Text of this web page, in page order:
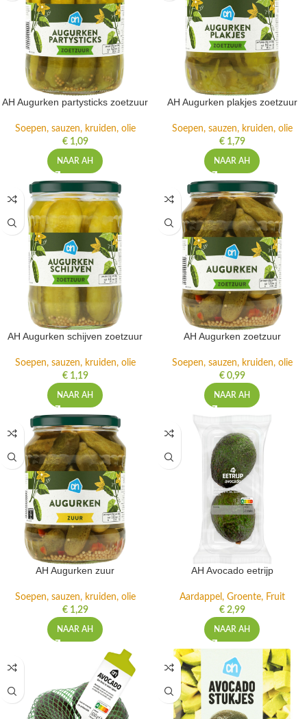
AH Augurken partysticks zoetzuur
Soepen, sauzen, kruiden, olie
€1,09
NAAR AH
AH Augurken plakjes zoetzuur
Soepen, sauzen, kruiden, olie
€1,79
NAAR AH
AH Augurken schijven zoetzuur
Soepen, sauzen, kruiden, olie
€1,19
NAAR AH
AH Augurken zoetzuur
Soepen, sauzen, kruiden, olie
€0,99
NAAR AH
AH Augurken zuur
Soepen, sauzen, kruiden, olie
€1,29
NAAR AH
AH Avocado eetrijp
Aardappel, Groente, Fruit
€2,99
NAAR AH